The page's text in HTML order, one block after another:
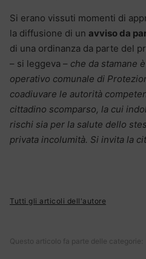
Si erano vissuti momenti di
la diffusione di un avviso da
di una ordinanza da parte del
– si leggeva – che da stamane
operativo comunale di
coadiuvare le autorità
cittadino scomparso, la cui
rischi sia per la salute dello
privata incolumità. Si invita la
Tutti gli articoli dell'autore
Questo articolo fa parte delle categorie: